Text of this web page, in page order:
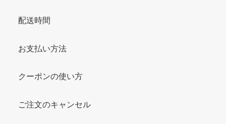
配送時間
お支払い方法
クーポンの使い方
ご注文のキャンセル